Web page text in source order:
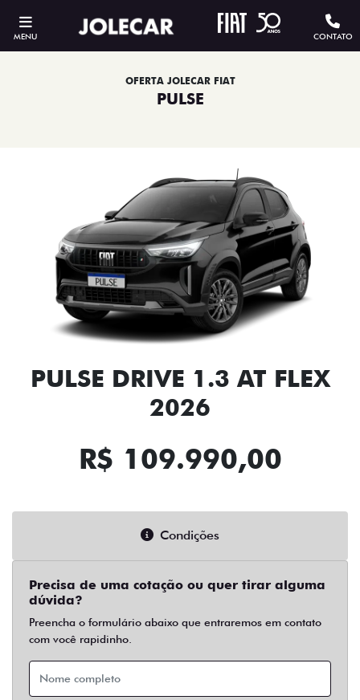
MENU CONTATO
OFERTA JOLECAR FIAT
PULSE
PULSE DRIVE 1.3 AT FLEX
2026
R$ 109.990,00
Condições
Precisa de uma cotação ou quer tirar alguma
dúvida?
Preencha o formulário abaixo que entraremos em contato
com você rapidinho.